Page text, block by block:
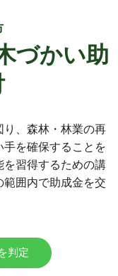
づかい助
り、森林・林業の再
を確保することを
を習得するための講
囲内で助成金を交
判定